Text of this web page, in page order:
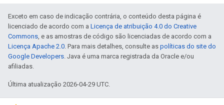
Exceto em caso de indicação contrária, o conteúdo desta página é
licenciado de acordo com a Licença de atribuição 4.0 do Creative
Commons , e as amostras de código são licenciadas de acordo com a
Licença Apache 2.0 . Para mais detalhes, consulte as políticas do site do
Google Developers . Java é uma marca registrada da Oracle e/ou
afiliadas.
Última atualização 2026-04-29 UTC.